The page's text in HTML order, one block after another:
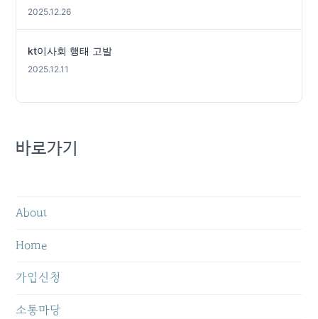
2025.12.26
kt이사회 행태 고발
2025.12.11
바로가기
About
Home
가입신청
소통마당